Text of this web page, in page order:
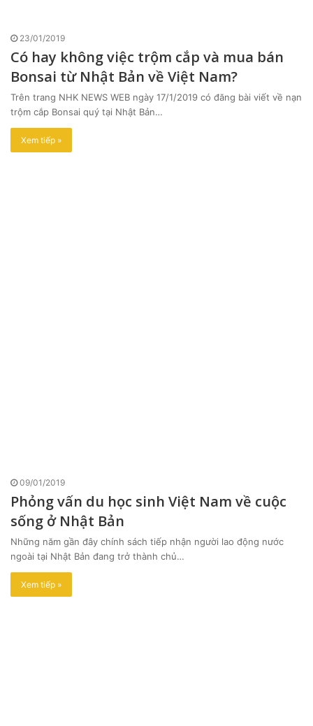
23/01/2019
Có hay không việc trộm cắp và mua bán
Bonsai từ Nhật Bản về Việt Nam?
Trên trang NHK NEWS WEB ngày 17/1/2019 có đăng bài viết về nạn
trộm cắp Bonsai quý tại Nhật Bản…
Xem tiếp »
09/01/2019
Phỏng vấn du học sinh Việt Nam về cuộc
sống ở Nhật Bản
Những năm gần đây chính sách tiếp nhận người lao động nước
ngoài tại Nhật Bản đang trở thành chủ…
Xem tiếp »